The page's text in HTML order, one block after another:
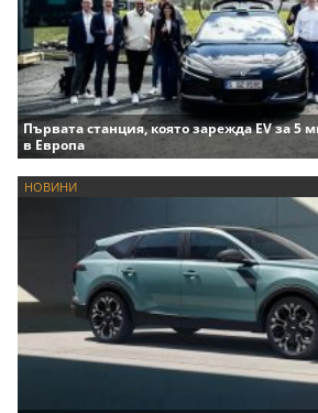
Първата станция, която зарежда EV за 5
в Европа
НОВИНИ